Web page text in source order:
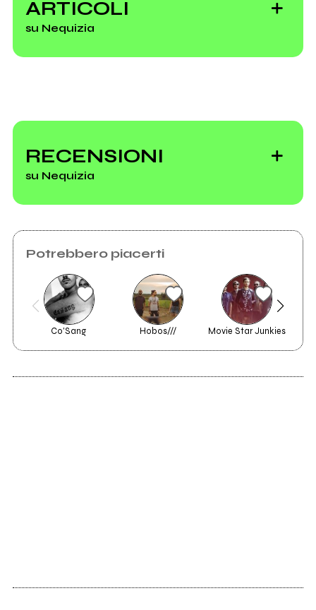
ARTICOLI
su Nequizia
Ad Angelo Elle il
Daolio
RECENSIONI
su Nequizia
Potrebbero piacerti
Co'Sang Hobos/// Movie Star Junkies